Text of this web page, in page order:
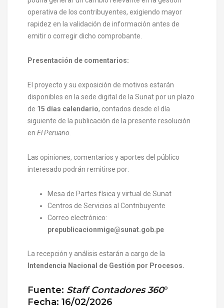
operativa de los contribuyentes, exigiendo mayor
rapidez en la validación de información antes de
emitir o corregir dicho comprobante.
Presentación de comentarios:
El proyecto y su exposición de motivos estarán
disponibles en la sede digital de la Sunat por un plazo
de 15 días calendario, contados desde el día
siguiente de la publicación de la presente resolución
en El Peruano
Las opiniones, comentarios y aportes del público
interesado podrán remitirse por:
Mesa de Partes física y virtual de Sunat
Centros de Servicios al Contribuyente
Correo electrónico:
prepublicacionmige@sunat.gob.pe
La recepción y análisis estarán a cargo de la
Intendencia Nacional de Gestión por Procesos.
Fuente: Staff Contadores 360°
Fecha: 16/02/2026